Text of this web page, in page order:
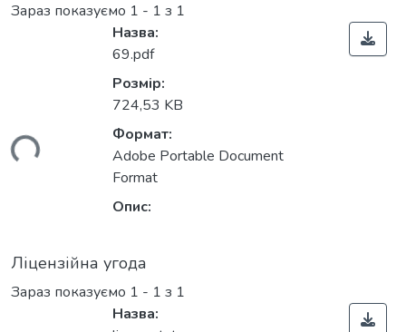
Зараз показуємо 1 - 1 з 1
Назва:
69.pdf
Розмір:
724,53 KB
Формат:
Adobe Portable Document
Format
Опис:
Ліцензійна угода
Зараз показуємо 1 - 1 з 1
Назва: